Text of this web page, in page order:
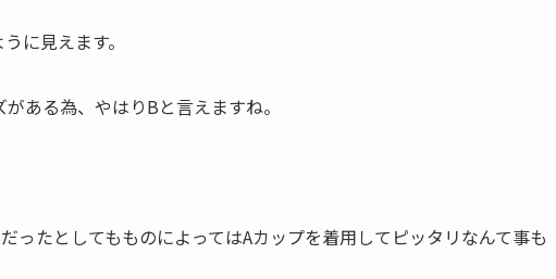
に見えます。
ある為、やはりBと言えますね。
ったとしてもものによってはAカップを着用してピッタリなんて事も